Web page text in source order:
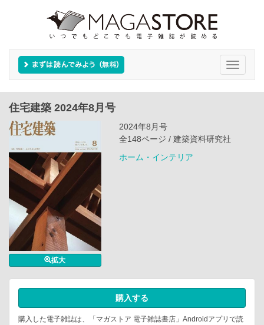
Toggle
住宅建築 2024年8月号
拡大
2024年8月号
全148ページ / 建築資料研究社
ホーム・インテリア
購入する
購入した電子雑誌は、「マガストア 電子雑誌書店」Androidアプリで読